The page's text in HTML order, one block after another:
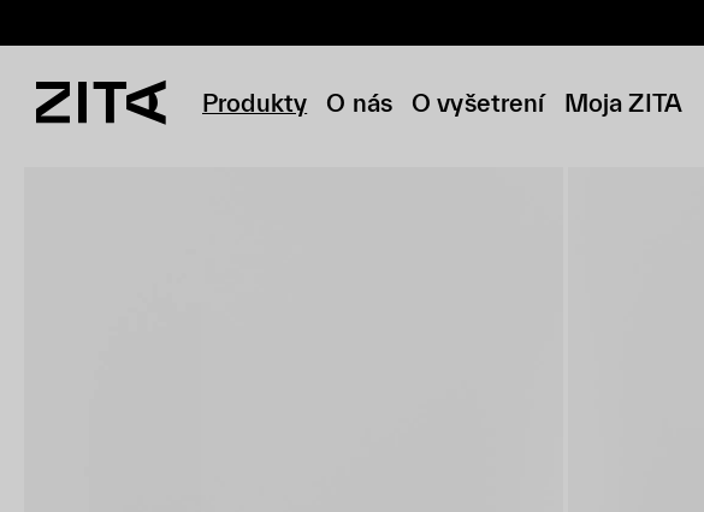
Produkty O nás O vyšetrení Moja ZITA